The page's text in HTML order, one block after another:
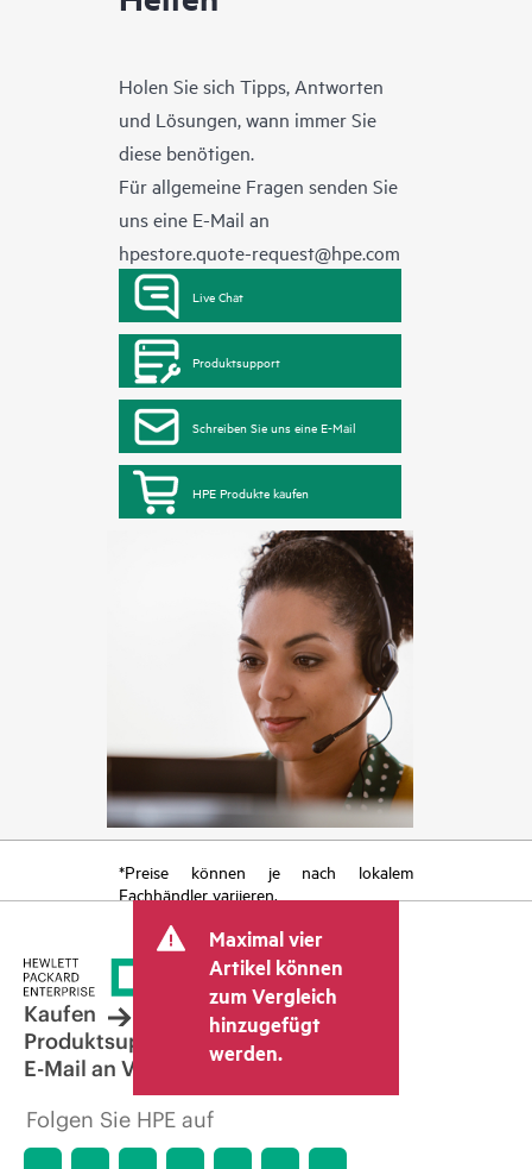
Holen Sie sich Tipps, Antworten
und Lösungen, wann immer Sie
diese benötigen.
Für allgemeine Fragen senden Sie
uns eine E-Mail an
hpestore.quote-request@hpe.com
Live Chat
Produktsupport
Schreiben Sie uns eine E-Mail
HPE Produkte kaufen
*Preise können je nach lokalem
Fachhändler variieren.
Maximal vier
Artikel können
zum Vergleich
hinzugefügt
werden.
Kaufen
Produktsupport
E-Mail an Vertrieb
Folgen Sie HPE auf